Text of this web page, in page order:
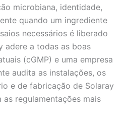
microbiana, identidade,
quando um ingrediente
necessários é liberado
adere a todas as boas
(cGMP) e uma empresa
audita as instalações, os
e de fabricação de Solaray
regulamentações mais